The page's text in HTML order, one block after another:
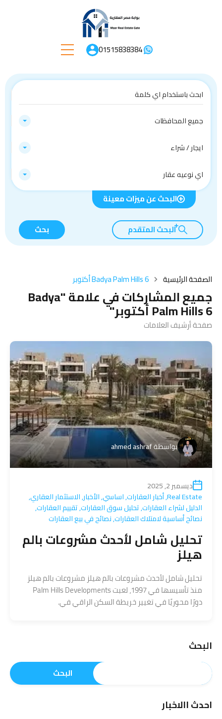
01515838384
جميع المحافظات
ايجار / شراء
اي نوعيه عقار
البحث عن ميزات معينة
البحث المتقدم بحث
الصفحة الرئيسية Badya Palm Hills 6 أكتوبر
جميع المشاركات في علامة "Badya
Palm Hills 6 أكتوبر"
صفحة أرشيف العلامات
بواسطةahmed ashraf
ديسمبر 2, 2025
Real Estate
,أخبار العقارات,اساسي,الأخبار,الاستثمار العقاري,
الدليل لشراء العقارات,تحليل سوق العقارات,تقييم العقارات,
نصائح أساسية لامتلاك العقارات,نصائح في بيع العقارات
تحليل شامل لأحدث مشروعات بالم
هيلز
تحليل شامل لأحدث مشروعات بالم هيلز مشروعات بالم هيلز
منذ تأسيسها في 1997، لعبت Palm Hills Developments
دورًا محوريًا في تغيير خريطة السكن الراقي في.
البحث
البحث
احدث االاخبار